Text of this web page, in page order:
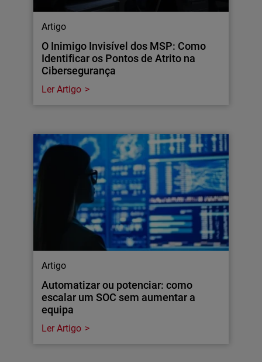
Artigo
O Inimigo Invisível dos MSP: Como
Identificar os Pontos de Atrito na
Cibersegurança
Ler Artigo
Artigo
Automatizar ou potenciar: como
escalar um SOC sem aumentar a
equipa
Ler Artigo